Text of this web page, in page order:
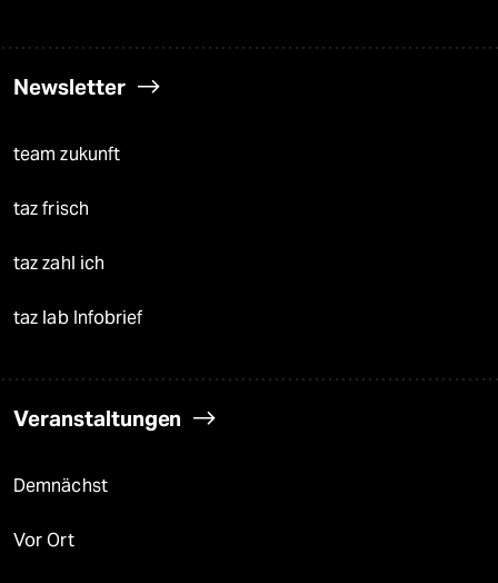
Newsletter
team zukunft
taz frisch
taz zahl ich
taz lab Infobrief
Veranstaltungen
Demnächst
Vor Ort